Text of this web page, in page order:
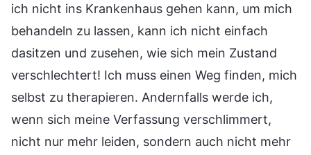
ich nicht ins Krankenhaus gehen kann, um mich
behandeln zu lassen, kann ich nicht einfach
dasitzen und zusehen, wie sich mein Zustand
verschlechtert! Ich muss einen Weg finden, mich
selbst zu therapieren. Andernfalls werde ich,
wenn sich meine Verfassung verschlimmert,
nicht nur mehr leiden, sondern auch nicht mehr